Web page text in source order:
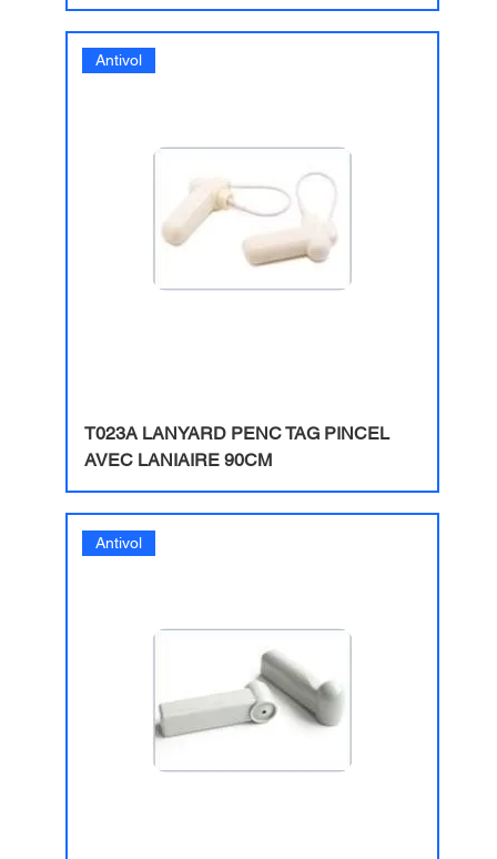
Antivol
T023A LANYARD PENC TAG PINCEL
AVEC LANIAIRE 90CM
Antivol